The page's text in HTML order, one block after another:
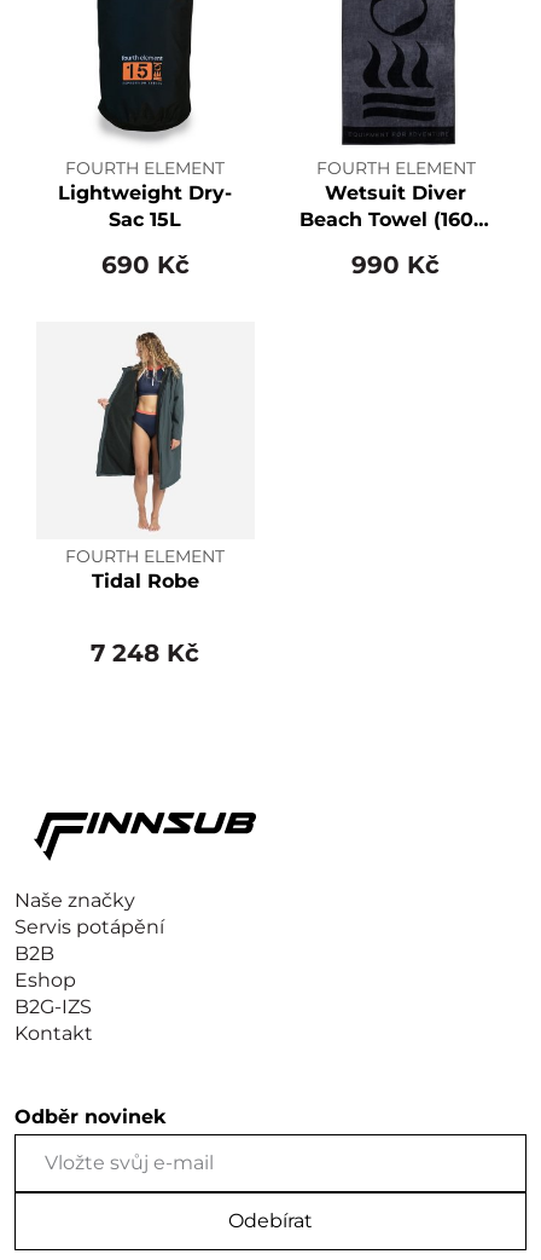
FOURTH ELEMENT
Lightweight Dry-
Sac 15L
690 Kč
FOURTH ELEMENT
Wetsuit Diver
Beach Towel (160 x
990 Kč
FOURTH ELEMENT
Tidal Robe
7 248 Kč
Naše značky
Servis potápění
B2B
Eshop
B2G-IZS
Kontakt
Odběr novinek
Odebírat